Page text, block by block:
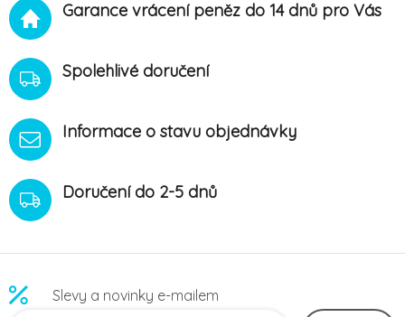
Garance vrácení peněz do 14 dnů pro Vás
Spolehlivé doručení
Informace o stavu objednávky
Doručení do 2-5 dnů
Slevy a novinky e-mailem